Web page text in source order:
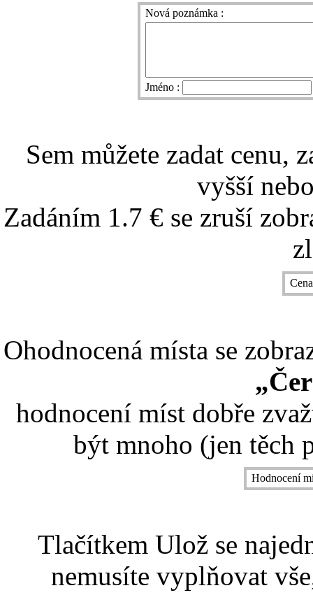
Nová poznámka :
Jméno :
Sem můžete zadat cenu,
vyšší
Zadáním 1.7 € se zruší
Ohodnocená místa se
hodnocení míst dobře
být mnoho (jen těch
Hodnocení
Tlačítkem Ulož se
nemusíte vyplňovat